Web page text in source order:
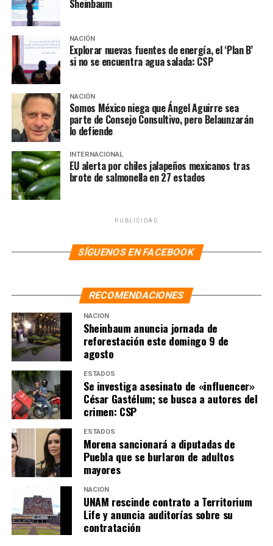
Sheinbaum
NACIÓN
Explorar nuevas fuentes de energía, el ‘Plan B’
si no se encuentra agua salada: CSP
NACIÓN
Somos México niega que Ángel Aguirre sea
parte de Consejo Consultivo, pero Belaunzarán
lo defiende
INTERNACIONAL
EU alerta por chiles jalapeños mexicanos tras
brote de salmonella en 27 estados
PUBLICIDAD
SÍGUENOS EN FACEBOOK
RECOMENDACIONES
NACIÓN
Sheinbaum anuncia jornada de
reforestación este domingo 9 de
agosto
ESTADOS
Se investiga asesinato de «influencer»
César Gastélum; se busca a autores del
crimen: CSP
ESTADOS
Morena sancionará a diputadas de
Puebla que se burlaron de adultos
mayores
NACIÓN
UNAM rescinde contrato a Territorium
Life y anuncia auditorías sobre su
contratación